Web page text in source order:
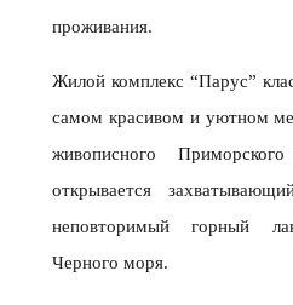
проживания.
Жилой комплекс “Парус”
самом красивом и уютном
живописного
открывается
неповторимый горный
Черного моря.